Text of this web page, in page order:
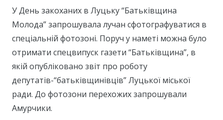
У День закоханих в Луцьку “Батьківщина
Молода” запрошувала лучан сфотографуватися в
спеціальній фотозоні. Поруч у наметі можна було
отримати спецвипуск газети “Батьківщина”, в
якій опубліковано звіт про роботу
депутатів-“батьківщинівців” Луцької міської
ради. До фотозони перехожих запрошували
Амурчики.